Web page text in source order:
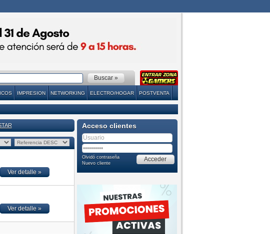
IMPRESION NETWORKING ELECTRO/HOGAR POSTVENTA
Ver detalle »
Ver detalle »
Acceso clientes
Olvidó contraseña
Nuevo cliente